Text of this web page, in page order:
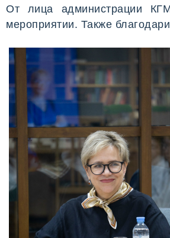
От лица администрации
мероприятии. Также